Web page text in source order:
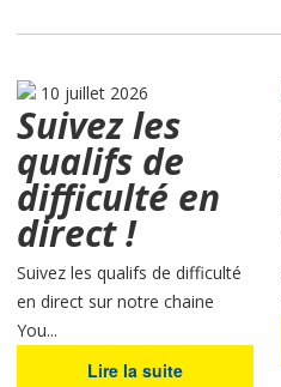
10 juillet 2026
Suivez les
qualifs de
difficulté en
direct !
Suivez les qualifs de difficulté
en direct sur notre chaine
You...
Lire la suite